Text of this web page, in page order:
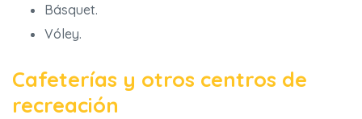
Básquet.
Vóley.
Cafeterías y otros centros de
recreación